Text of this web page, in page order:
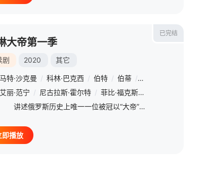
姆·李 / 亚当·戈德利 / 道格拉斯·霍奇斯 / 贝琳达·布罗米洛
已完结
大帝第一季
剧 2020 其它
马特·沙克曼 / 科林·巴克西 / 伯特 / 伯蒂 / 格塔·帕特尔
艾丽·范宁 / 尼古拉斯·霍尔特 / 菲比·福克斯 /
讲述俄罗斯历史上唯一一位被冠以“大帝”之名的女皇叶卡捷琳娜二世·阿列克谢耶芙娜的崛起，以及她和丈夫彼得三世·费奥多罗维奇的关系。凯瑟琳10岁时被介绍给了彼得，作为欧洲皇室使用婚姻控制国家间政治联系
即播放